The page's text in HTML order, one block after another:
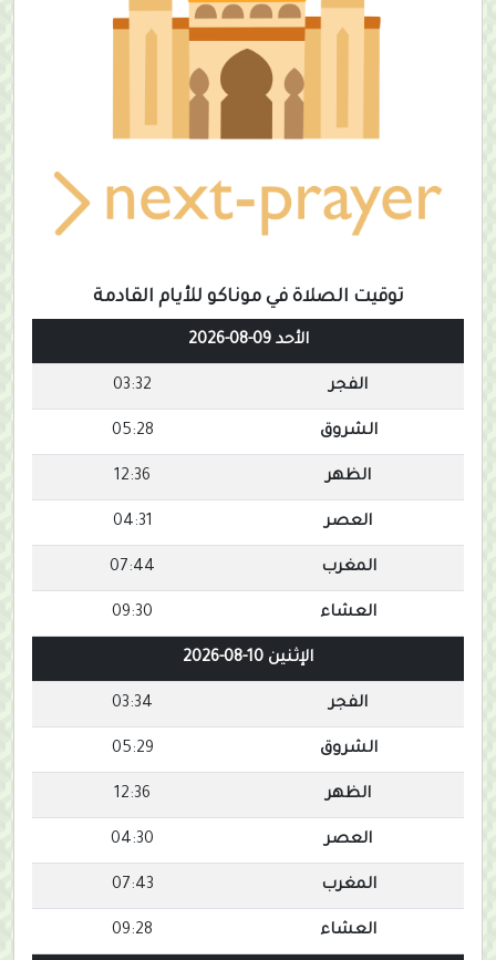
توقيت الصلاة في موناكو للأيام القادمة
الأحد 09-08-2026
الفجر 03:32
الشروق 05:28
الظهر 12:36
العصر 04:31
المغرب 07:44
العشاء 09:30
الإثنين 10-08-2026
الفجر 03:34
الشروق 05:29
الظهر 12:36
العصر 04:30
المغرب 07:43
العشاء 09:28